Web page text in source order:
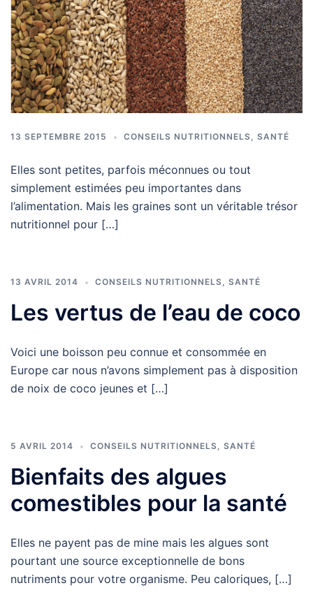
13 SEPTEMBRE 2015 CONSEILS NUTRITIONNELS, SANTÉ
Elles sont petites, parfois méconnues ou tout
simplement estimées peu importantes dans
l’alimentation. Mais les graines sont un véritable trésor
nutritionnel pour […]
13 AVRIL 2014 CONSEILS NUTRITIONNELS, SANTÉ
Les vertus de l’eau de coco
Voici une boisson peu connue et consommée en
Europe car nous n’avons simplement pas à disposition
de noix de coco jeunes et […]
5 AVRIL 2014 CONSEILS NUTRITIONNELS, SANTÉ
Bienfaits des algues
comestibles pour la santé
Elles ne payent pas de mine mais les algues sont
pourtant une source exceptionnelle de bons
nutriments pour votre organisme. Peu caloriques, […]